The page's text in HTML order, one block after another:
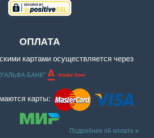
ОПЛАТА
картами осуществляется через
БАНК"
карты:
Подробнее об оплате